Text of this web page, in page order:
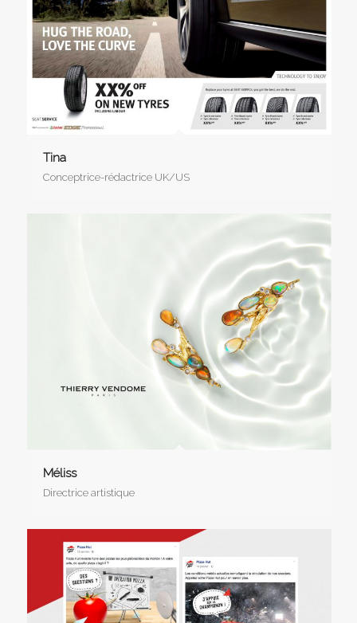
Tina
Conceptrice-rédactrice UK/US
Méliss
Directrice artistique